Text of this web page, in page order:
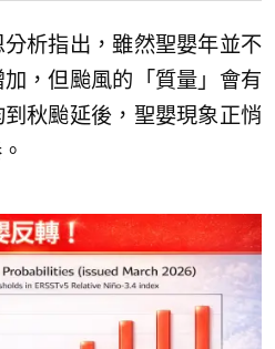
析指出，雖然聖嬰年並不
，但颱風的「質量」會有
秋颱延後，聖嬰現象正悄